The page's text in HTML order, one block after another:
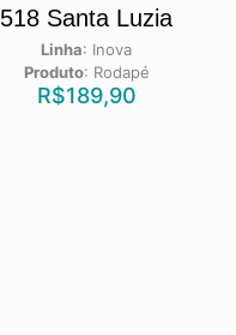
518 Santa Luzia
Linha: Inova
Produto: Rodapé
R$189,90